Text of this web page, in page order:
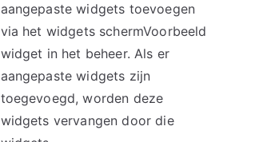
aangepaste widgets toevoegen
via het widgets schermVoorbeeld
widget in het beheer. Als er
aangepaste widgets zijn
toegevoegd, worden deze
widgets vervangen door die